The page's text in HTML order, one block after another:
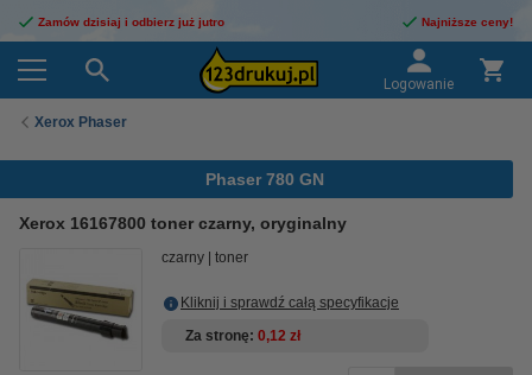
Zamów dzisiaj i odbierz już jutro Najniższe ceny!
Logowanie
Xerox Phaser
Phaser 780 GN
Xerox 16167800 toner czarny, oryginalny
czarny toner
Kliknij i sprawdź całą specyfikacje
Za stronę 0,12 zł